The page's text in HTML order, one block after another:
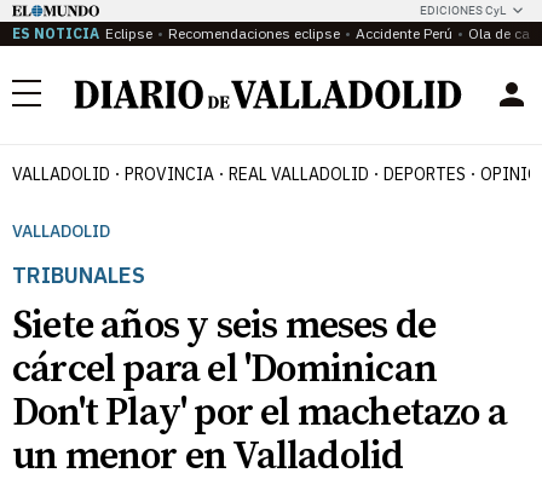
EDICIONES CyL
ES NOTICIA Eclipse Recomendaciones eclipse Accidente Perú Ola de
Menú
VALLADOLID PROVINCIA REAL VALLADOLID DEPORTES
VALLADOLID
TRIBUNALES
Siete años y seis meses de
cárcel para el 'Dominican
Don't Play' por el machetazo a
un menor en Valladolid